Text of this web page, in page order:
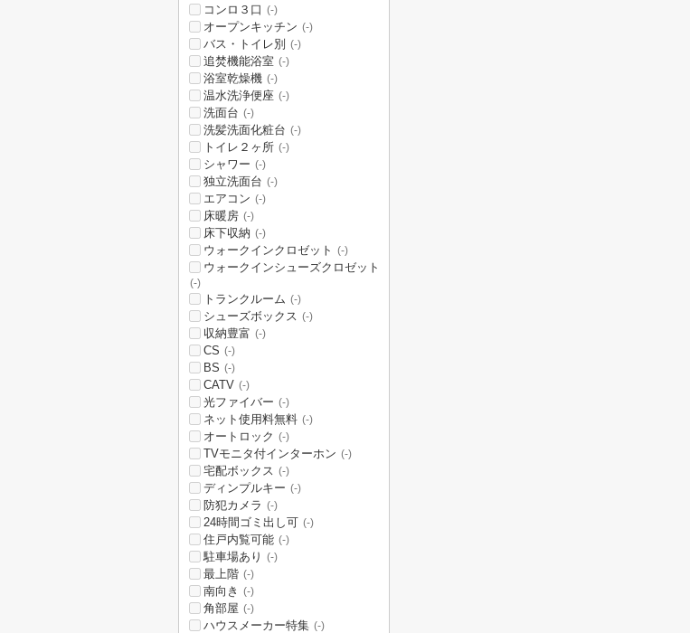
コンロ３口 (-)
オープンキッチン (-)
バス・トイレ別 (-)
追焚機能浴室 (-)
浴室乾燥機 (-)
温水洗浄便座 (-)
洗面台 (-)
洗髪洗面化粧台 (-)
トイレ２ヶ所 (-)
シャワー (-)
独立洗面台 (-)
エアコン (-)
床暖房 (-)
床下収納 (-)
ウォークインクロゼット (-)
ウォークインシューズクロゼット
(-)
トランクルーム (-)
シューズボックス (-)
収納豊富 (-)
CS (-)
BS (-)
CATV (-)
光ファイバー (-)
ネット使用料無料 (-)
オートロック (-)
TVモニタ付インターホン (-)
宅配ボックス (-)
ディンプルキー (-)
防犯カメラ (-)
24時間ゴミ出し可 (-)
住戸内覧可能 (-)
駐車場あり (-)
最上階 (-)
南向き (-)
角部屋 (-)
ハウスメーカー特集 (-)